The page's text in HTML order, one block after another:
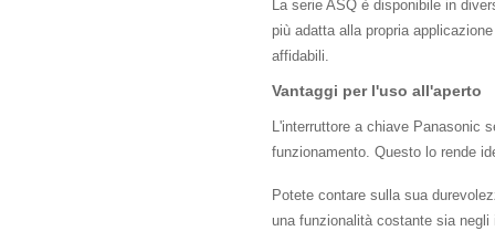
La serie ASQ è disponibile in
più adatta alla propria
affidabili.
Vantaggi per l'uso all'aperto
L'interruttore a chiave Panasonic
funzionamento. Questo lo rende
Potete contare sulla sua
una funzionalità costante sia